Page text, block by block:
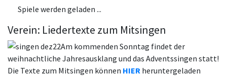
Spiele werden geladen ...
Verein: Liedertexte zum Mitsingen
Am kommenden Sonntag findet der
weihnachtliche Jahresausklang und das Adventssingen statt!
Die Texte zum Mitsingen können HIER heruntergeladen